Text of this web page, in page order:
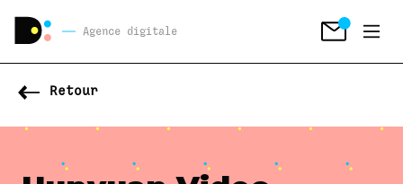
Agence digitale
Retour